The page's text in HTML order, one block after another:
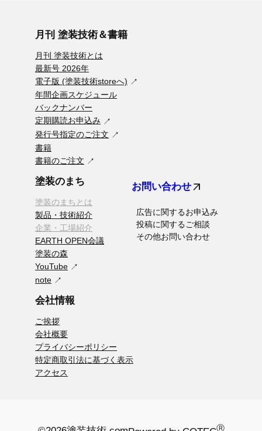
月刊 塗装技術＆書籍
月刊 塗装技術とは
最新号 2026年
電子版 (塗装技術storeへ)
年間企画スケジュール
バックナンバー
定期購読お申込み
発行号指定のご注文
書籍
書籍のご注文
塗装のまち
塗装のまちとは
製品・技術紹介
企業・工場紹介
EARTH OPEN会議
塗装の森
YouTube
note
お問い合わせarrow_outward
広告に関するお申込み
投稿に関するご相談
その他お問い合わせ
会社情報
ご挨拶
会社概要
プライバシーポリシー
特定商取引法に基づく表示
アクセス
Ⓡ